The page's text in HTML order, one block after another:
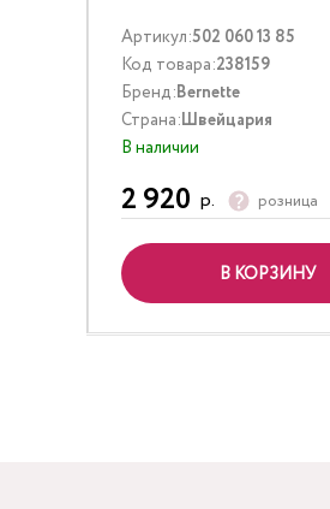
Артикул:502 060 13 85
Код товара:238159
Бренд:Bernette
Страна:Швейцария
В наличии
2 920 р. розница
В КОРЗИНУ